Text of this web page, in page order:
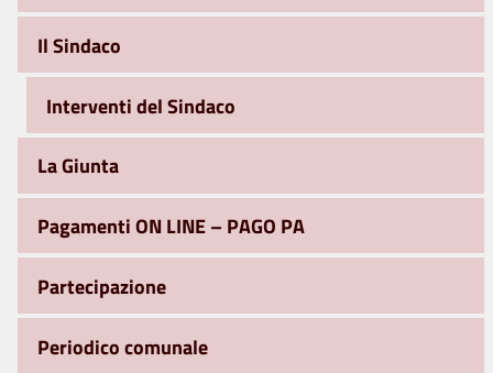
Il Sindaco
Interventi del Sindaco
La Giunta
Pagamenti ON LINE – PAGO PA
Partecipazione
Periodico comunale